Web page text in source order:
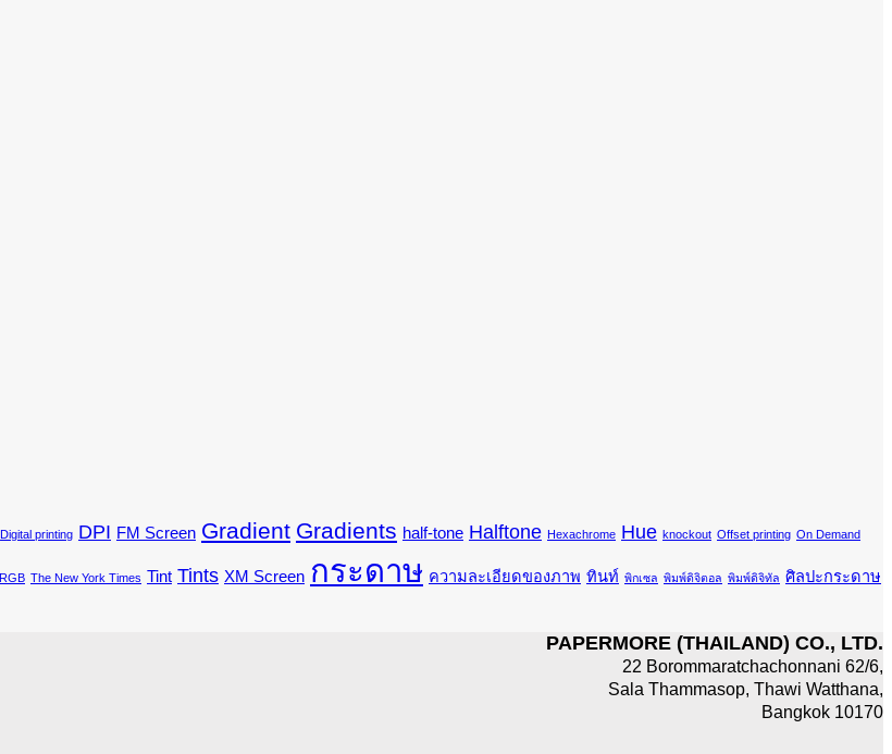
Digital printing DPI FM Screen Gradient Gradients half-tone Halftone Hexachrome Hue knockout Offset printing On Demand
RGB The New York Times Tint Tints XM Screen กระดาษ ความละเอียดของภาพ ทินท์ พิกเซล พิมพ์ดิจิตอล พิมพ์ดิจิทัล ศิลปะกระดาษ
PAPERMORE (THAILAND) CO., LTD.
22 Borommaratchachonnani 62/6,
Sala Thammasop, Thawi Watthana,
Bangkok 10170